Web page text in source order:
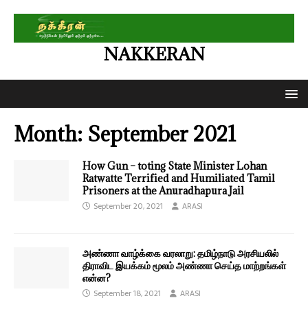
NAKKERAN
Month: September 2021
How Gun – toting State Minister Lohan
Ratwatte Terrified and Humiliated Tamil
Prisoners at the Anuradhapura Jail
September 20, 2021 ARASI
அண்ணா வாழ்க்கை வரலாறு: தமிழ்நாடு அரசியலில்
திராவிட இயக்கம் மூலம் அண்ணா செய்த மாற்றங்கள்
என்ன?
September 18, 2021 ARASI